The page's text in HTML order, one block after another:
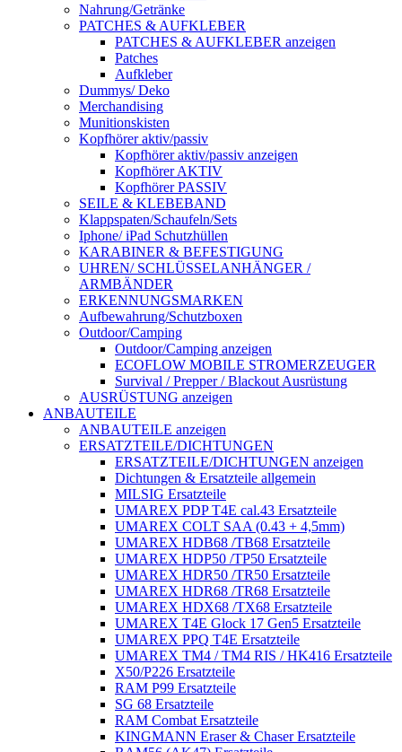
Nahrung/Getränke
PATCHES & AUFKLEBER
PATCHES & AUFKLEBER anzeigen
Patches
Aufkleber
Dummys/ Deko
Merchandising
Munitionskisten
Kopfhörer aktiv/passiv
Kopfhörer aktiv/passiv anzeigen
Kopfhörer AKTIV
Kopfhörer PASSIV
SEILE & KLEBEBAND
Klappspaten/Schaufeln/Sets
Iphone/ iPad Schutzhüllen
KARABINER & BEFESTIGUNG
UHREN/ SCHLÜSSELANHÄNGER /
ARMBÄNDER
ERKENNUNGSMARKEN
Aufbewahrung/Schutzboxen
Outdoor/Camping
Outdoor/Camping anzeigen
ECOFLOW MOBILE STROMERZEUGER
Survival / Prepper / Blackout Ausrüstung
AUSRÜSTUNG anzeigen
ANBAUTEILE
ANBAUTEILE anzeigen
ERSATZTEILE/DICHTUNGEN
ERSATZTEILE/DICHTUNGEN anzeigen
Dichtungen & Ersatzteile allgemein
MILSIG Ersatzteile
UMAREX PDP T4E cal.43 Ersatzteile
UMAREX COLT SAA (0.43 + 4,5mm)
UMAREX HDB68 /TB68 Ersatzteile
UMAREX HDP50 /TP50 Ersatzteile
UMAREX HDR50 /TR50 Ersatzteile
UMAREX HDR68 /TR68 Ersatzteile
UMAREX HDX68 /TX68 Ersatzteile
UMAREX T4E Glock 17 Gen5 Ersatzteile
UMAREX PPQ T4E Ersatzteile
UMAREX TM4 / TM4 RIS / HK416 Ersatzteile
X50/P226 Ersatzteile
RAM P99 Ersatzteile
SG 68 Ersatzteile
RAM Combat Ersatzteile
KINGMANN Eraser & Chaser Ersatzteile